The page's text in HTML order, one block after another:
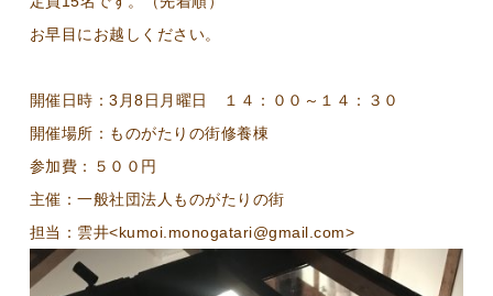
お早目にお越しください。
開催日時：3月8日月曜日 １４：００～１４：３０
開催場所：ものがたりの街修養棟
参加費：５００円
主催：一般社団法人ものがたりの街
担当：雲井<kumoi.monogatari@gmail.com>